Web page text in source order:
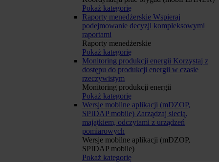
Pokaż kategorię
Raporty menedżerskie Wspieraj
podejmowanie decyzji kompleksowymi
raportami
Raporty menedżerskie
Pokaż kategorię
Monitoring produkcji energii Korzystaj z
dostępu do produkcji energii w czasie
rzeczywistym
Monitoring produkcji energii
Pokaż kategorię
Wersje mobilne aplikacji (mDZOP,
SPIDAP mobile) Zarządzaj siecią,
majątkiem, odczytami z urządzeń
pomiarowych
Wersje mobilne aplikacji (mDZOP,
SPIDAP mobile)
Pokaż kategorię